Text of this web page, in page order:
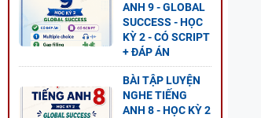
ANH 9 - GLOBAL
SUCCESS - HỌC
KỲ 2 - CÓ SCRIPT
+ ĐÁP ÁN
BÀI TẬP LUYỆN
NGHE TIẾNG
ANH 8 - HỌC KỲ 2